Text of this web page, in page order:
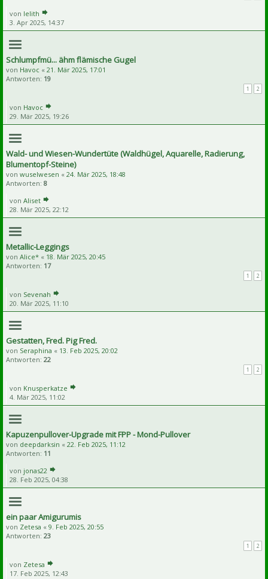
von lelith
3. Apr 2025, 14:37
Schlumpfmü... ähm flämische Gugel
von Havoc « 21. Mär 2025, 17:01
Antworten: 19
1 2
von Havoc
29. Mär 2025, 19:26
Wald- und Wiesen-Wundertüte (Waldhügel, Aquarelle, Radierung,
Blumentopf-Steine)
von wuselwesen « 24. Mär 2025, 18:48
Antworten: 8
von Aliset
28. Mär 2025, 22:12
Metallic-Leggings
von Alice* « 18. Mär 2025, 20:45
Antworten: 17
1 2
von Sevenah
20. Mär 2025, 11:10
Gestatten, Fred. Pig Fred.
von Seraphina « 13. Feb 2025, 20:02
Antworten: 22
1 2
von Knusperkatze
4. Mär 2025, 11:02
Kapuzenpullover-Upgrade mit FPP - Mond-Pullover
von deepdarksin « 22. Feb 2025, 11:12
Antworten: 11
von jonas22
28. Feb 2025, 04:38
ein paar Amigurumis
von Zetesa « 9. Feb 2025, 20:55
Antworten: 23
1 2
von Zetesa
17. Feb 2025, 12:43